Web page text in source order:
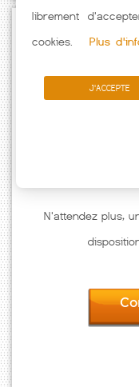
N'attendez plus,
librement
cookies.
Plus
J'ACCEPTE